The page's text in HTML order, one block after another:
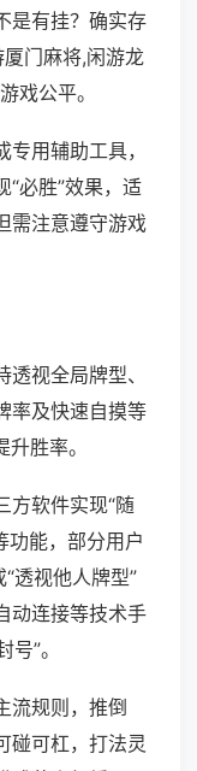
是有挂？确实存
门麻将,闲游龙
戏公平。
用辅助工具，
“必胜”效果，适
需注意遵守游戏
视全局牌型、
率及快速自摸等
胜率。
方软件实现“随
功能，部分用户
透视他人牌型”
动连接等技术手
”。
流规则，推倒
碰可杠，打法灵